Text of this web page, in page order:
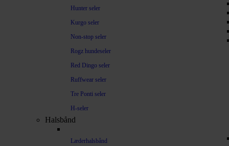
Hunter seler
Kurgo seler
Non-stop seler
Rogz hundeseler
Red Dingo seler
Ruffwear seler
Tre Ponti seler
H-seler
Halsbånd
Læderhalsbånd